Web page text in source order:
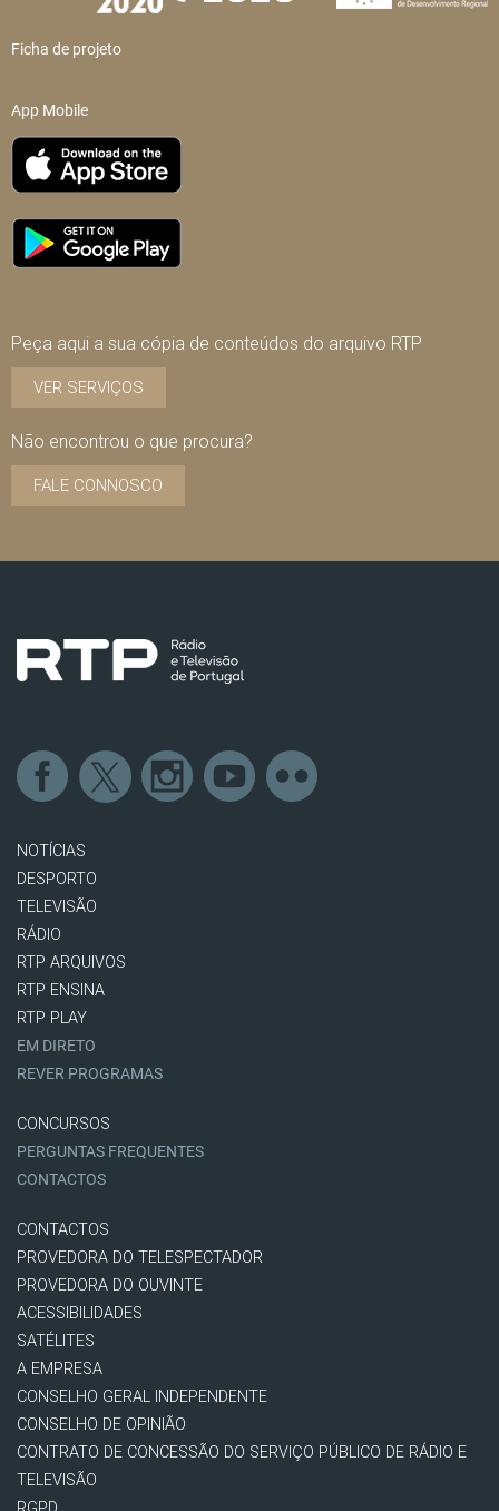
Ficha de projeto
App Mobile
Peça aqui a sua cópia de conteúdos do arquivo RTP
VER SERVIÇOS
Não encontrou o que procura?
FALE CONNOSCO
NOTÍCIAS
DESPORTO
TELEVISÃO
RÁDIO
RTP ARQUIVOS
RTP ENSINA
RTP PLAY
EM DIRETO
REVER PROGRAMAS
CONCURSOS
PERGUNTAS FREQUENTES
CONTACTOS
CONTACTOS
PROVEDORA DO TELESPECTADOR
PROVEDORA DO OUVINTE
ACESSIBILIDADES
SATÉLITES
A EMPRESA
CONSELHO GERAL INDEPENDENTE
CONSELHO DE OPINIÃO
CONTRATO DE CONCESSÃO DO SERVIÇO PÚBLICO DE RÁDIO E
TELEVISÃO